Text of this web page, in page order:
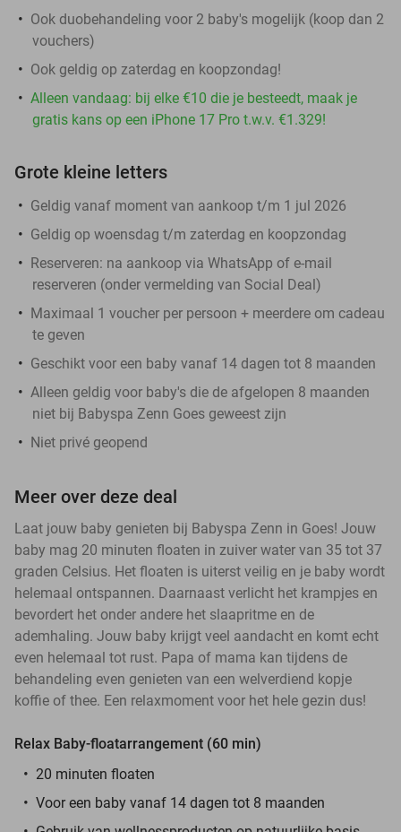
Ook duobehandeling voor 2 baby's mogelijk (koop dan 2
vouchers)
Ook geldig op zaterdag en koopzondag!
Alleen vandaag: bij elke €10 die je besteedt, maak je
gratis kans op een iPhone 17 Pro t.w.v. €1.329!
Grote kleine letters
Geldig vanaf moment van aankoop t/m 1 jul 2026
Geldig op woensdag t/m zaterdag en koopzondag
Reserveren: na aankoop via WhatsApp of e-mail
reserveren (onder vermelding van Social Deal)
Maximaal 1 voucher per persoon + meerdere om cadeau
te geven
Geschikt voor een baby vanaf 14 dagen tot 8 maanden
Alleen geldig voor baby's die de afgelopen 8 maanden
niet bij Babyspa Zenn Goes geweest zijn
Niet privé geopend
Meer over deze deal
Laat jouw baby genieten bij Babyspa Zenn in Goes! Jouw
baby mag 20 minuten floaten in zuiver water van 35 tot 37
graden Celsius. Het floaten is uiterst veilig en je baby wordt
helemaal ontspannen. Daarnaast verlicht het krampjes en
bevordert het onder andere het slaapritme en de
ademhaling. Jouw baby krijgt veel aandacht en komt echt
even helemaal tot rust. Papa of mama kan tijdens de
behandeling even genieten van een welverdiend kopje
koffie of thee. Een relaxmoment voor het hele gezin dus!
Relax Baby-floatarrangement (60 min)
20 minuten floaten
Voor een baby vanaf 14 dagen tot 8 maanden